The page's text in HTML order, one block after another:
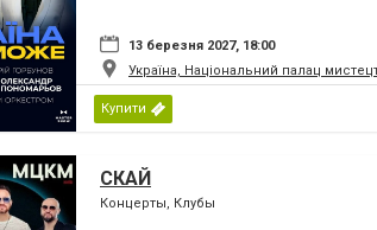
профспілок України
13 березня 2027, 18:00
Україна, Національний палац
Купити
СКАЙ
Концерты, Клубы